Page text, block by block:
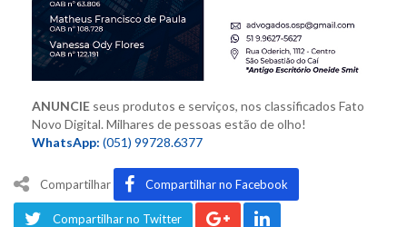
ANUNCIE seus produtos e serviços, nos classificados Fato
Novo Digital. Milhares de pessoas estão de olho!
WhatsApp: (051) 99728.6377
Compartilhar Compartilhar no Facebook
Compartilhar no Twitter